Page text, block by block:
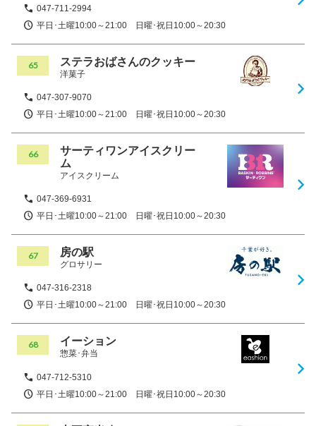
047-711-2994
平日･土曜10:00～21:00 日曜･祝日10:00～20:30
65 ステラおばさんのクッキー
洋菓子
047-307-9070
平日･土曜10:00～21:00 日曜･祝日10:00～20:30
66
サーティワンアイスクリー
ム
アイスクリーム
047-369-6931
平日･土曜10:00～21:00 日曜･祝日10:00～20:30
67 房の駅
グロサリー
047-316-2318
平日･土曜10:00～21:00 日曜･祝日10:00～20:30
68 イーション
惣菜･弁当
047-712-5310
平日･土曜10:00～21:00 日曜･祝日10:00～20:30